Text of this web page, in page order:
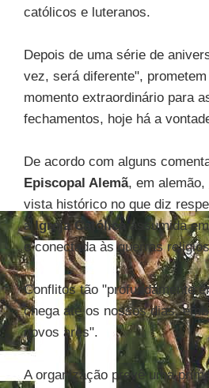
católicos e luteranos.
Depois de uma série de
vez, será diferente", prometem
momento extraordinário para
fechamentos, hoje há a
De acordo com alguns
Episcopal Alemã, em alemão,
vista histórico no que diz
àIgreja Católicaassumida
e conectada às guerras
Conflitos tão "profundamente
chega até os nossos dias,
novos ares".
A organização prevê uma